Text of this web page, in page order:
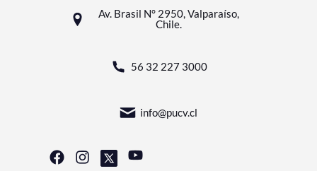
Av. Brasil N° 2950, Valparaíso,
Chile.
56 32 227 3000
info@pucv.cl